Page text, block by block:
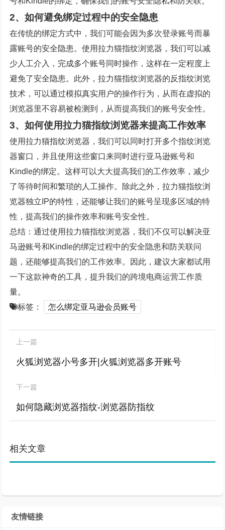
2、如何避免绑定过程中的安全隐患
在传统的绑定方式中，我们可能会因为多次登录账号而暴
露账号的安全隐患。使用拉力猫指纹浏览器，我们可以减
少人工介入，完成多个账号同时操作，这样在一定程度上
避免了安全隐患。此外，拉力猫指纹浏览器的反指纹浏览
技术，可以通过模拟真实用户的操作行为，从而在虚拟的
浏览器里不容易被检测到，从而提高我们的账号安全性。
3、如何使用拉力猫指纹浏览器来提高工作效率
使用拉力猫指纹浏览器，我们可以同时打开多个指纹浏览
器窗口，并且使用这些窗口来同时进行亚马逊账号和
Kindle的绑定。这样可以大大提高我们的工作效率，减少
了等待时间和繁琐的人工操作。除此之外，拉力猫指纹浏
览器独立IP的特性，还能够让我们的账号呈现多区域的特
性，提高我们的操作效率和账号安全性。
总结：通过使用拉力猫指纹浏览器，我们不仅可以解决亚
马逊账号和Kindle的绑定过程中的安全隐患和防关联问
题，还能够提高我们的工作效率。因此，建议大家都试用
一下这款神奇的工具，提升我们的跨境电商运营工作质
量。
标签：
怎么绑定亚马逊会员账号
上一篇
火狐浏览器小号多开|火狐浏览器多开账号
下一篇
如何隐藏浏览器指纹-浏览器防指纹
相关文章
友情链接